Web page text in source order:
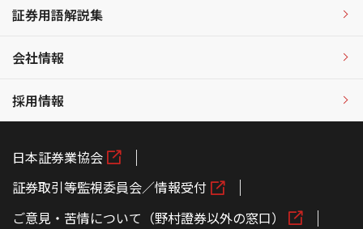
証券用語解説集
会社情報
採用情報
日本証券業協会
証券取引等監視委員会／情報受付
ご意見・苦情について（野村證券以外の窓口）